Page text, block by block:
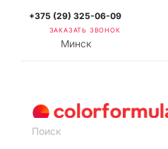
+375 (29) 325-06-09
ЗАКАЗАТЬ ЗВОНОК
Минск